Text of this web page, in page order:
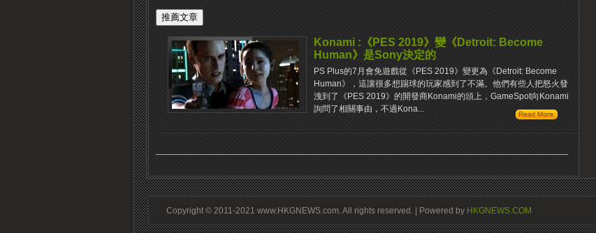
Konami :《PES 2019》變《Detroit: Become
Human》是Sony決定的
PS Plus的7月會免遊戲從《PES 2019》變更為《Detroit: Become
Human》，這讓很多想踢球的玩家感到了不滿。他們有些人把怒火發
洩到了《PES 2019》的開發商Konami的頭上，GameSpot向Konami
詢問了相關事由，不過Kona...
Copyright © 2011-2021 www.HKGNEWS.com. All rights reserved. | Powered by HKGNEWS.COM